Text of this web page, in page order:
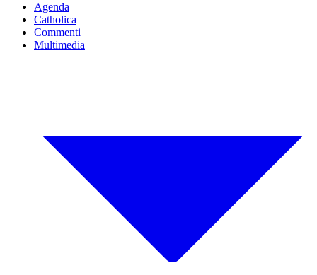
Agenda
Catholica
Commenti
Multimedia